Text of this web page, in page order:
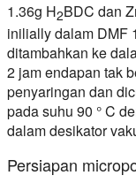
1.36g H2BDC dan
inilially dalam DMF
ditambahkan ke
2 jam endapan tak
penyaringan dan
pada suhu 90 ° C
dalam desikator
Persiapan